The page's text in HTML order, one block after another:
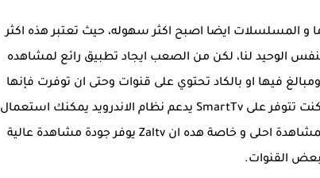
و المسلسلات ايضا اصبح اكثر سهوله، حيث تعتبر هذه اكثر
الوحيد لنا، لكن من الصعب ايجاد تطبيق رائع لمشاهده
فيها او بالكاد تحتوي على قنوات وحتى ان توفرت فإنها
تكون هناك تقاطعات في البث، لتستفيد اكثر من تطبيق Zaltv اذا كنت تتوفر على SmartTv يدعم نظام الاندرويد يمكنك استعمال
عليه هذا التطبيق ويمكنك المشاهدة مع العائلة كاملة وتكون المشاهدة احلى و خاصة هده ان Zaltv يوفر جودة مشاهدة عالية